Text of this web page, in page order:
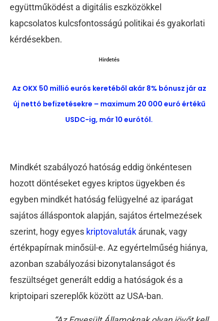
együttműködést a digitális eszközökkel
kapcsolatos kulcsfontosságú politikai és gyakorlati
kérdésekben.
Hirdetés
Az OKX 50 millió eurós keretéből akár 8% bónusz jár az
új nettó befizetésekre – maximum 20 000 euró értékű
USDC-ig, már 10 eurótól.
Mindkét szabályozó hatóság eddig önkéntesen
hozott döntéseket egyes kriptos ügyekben és
egyben mindkét hatóság felügyelné az iparágat
sajátos álláspontok alapján, sajátos értelmezések
szerint, hogy egyes kriptovaluták árunak, vagy
értékpapírnak minősül-e. Az egyértelműség hiánya,
azonban szabályozási bizonytalanságot és
feszültséget generált eddig a hatóságok és a
kriptoipari szereplők között az USA-ban.